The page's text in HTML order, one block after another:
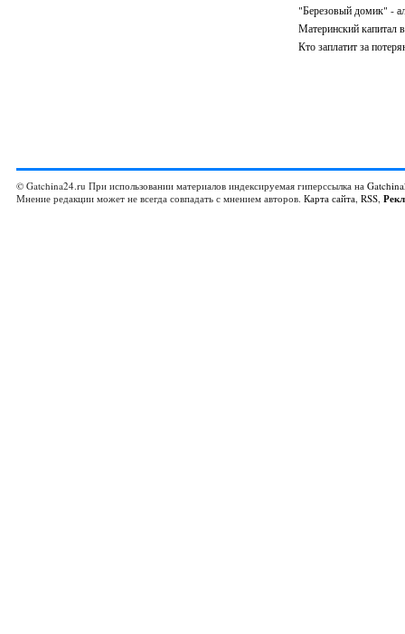
"Березовый домик" -
Материнский капитал
Кто заплатит за
© Gatchina24.ru При использовании материалов индексируемая гиперссылка на
Мнение редакции может не всегда совпадать с мнением авторов. Карта сайта, RSS,